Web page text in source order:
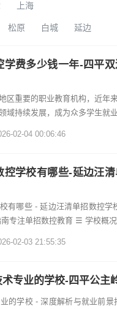
上海
松原 白城 延边
学费多少钱一年-四平
区重要的职业教育机构，近年
域持续发展，成为众多学生就
重要组成部分，具有较强的职
02-04 00:06:46
控学校有哪些-延边汪
有哪些 - 延边汪清单招数控学
专注单招数控教育 ☰ 学校概
02-03 21:55:35
专业的学校-四平公主
的学校 - 深度解析与就业前景